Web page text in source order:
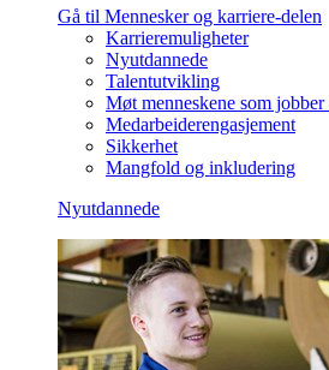
Gå til Mennesker og karriere-delen
Karrieremuligheter
Nyutdannede
Talentutvikling
Møt menneskene som jobber
Medarbeiderengasjement
Sikkerhet
Mangfold og inkludering
Nyutdannede